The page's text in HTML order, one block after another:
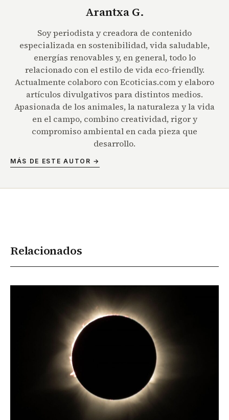
Arantxa G.
Soy periodista y creadora de contenido
especializada en sostenibilidad, vida saludable,
energías renovables y, en general, todo lo
relacionado con el estilo de vida eco-friendly.
Actualmente colaboro con Ecoticias.com y elaboro
artículos divulgativos para distintos medios.
Apasionada de los animales, la naturaleza y la vida
en el campo, combino creatividad, rigor y
compromiso ambiental en cada pieza que
desarrollo.
MÁS DE ESTE AUTOR →
Relacionados